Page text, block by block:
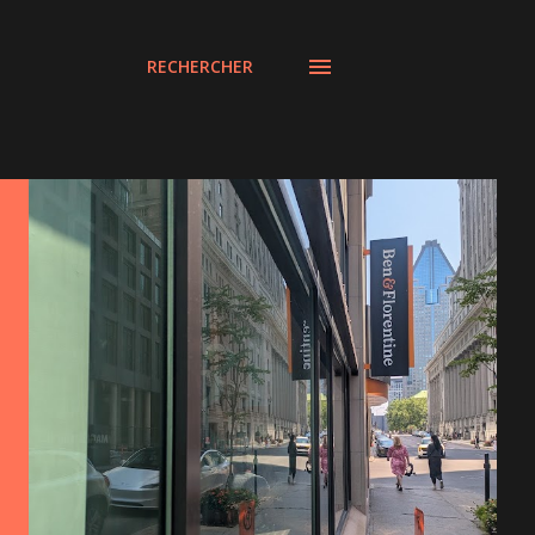
RECHERCHER